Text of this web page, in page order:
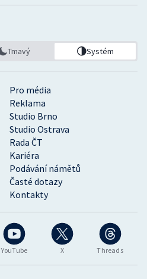
YouTube X Threads
Pro média
Reklama
Studio Brno
Studio Ostrava
Rada ČT
Kariéra
Podávání námětů
Časté dotazy
Kontakty
Tmavý Systém